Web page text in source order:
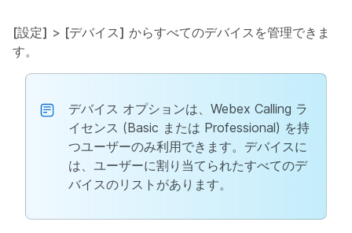
[設定] > [デバイス] からすべてのデバイスを管理できま
す。
デバイス オプションは、Webex Calling ラ
イセンス (Basic または Professional) を持
つユーザーのみ利用できます。デバイスに
は、ユーザーに割り当てられたすべてのデ
バイスのリストがあります。